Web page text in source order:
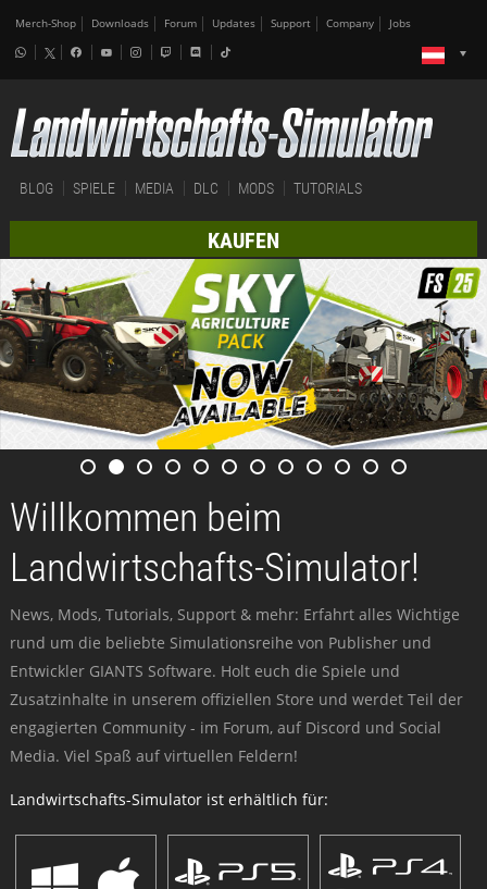
Merch-Shop Downloads Forum Updates Support Company Jobs
BLOG SPIELE MEDIA DLC MODS TUTORIALS
KAUFEN
Willkommen beim
Landwirtschafts-Simulator!
News, Mods, Tutorials, Support & mehr: Erfahrt alles Wichtige
rund um die beliebte Simulationsreihe von Publisher und
Entwickler GIANTS Software. Holt euch die Spiele und
Zusatzinhalte in unserem offiziellen Store und werdet Teil der
engagierten Community - im Forum, auf Discord und Social
Media. Viel Spaß auf virtuellen Feldern!
Landwirtschafts-Simulator ist erhältlich für: